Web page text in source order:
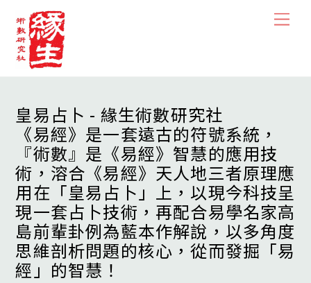
content
皇易占卜 - 緣生術數研究社
《易經》是一套遠古的符號系統，
『術數』是《易經》智慧的應用技
術，溶合《易經》天人地三者原理應
用在「皇易占卜」上，以現今科技呈
現一套占卜技術，再配合易學名家高
島前輩卦例為藍本作解說，以多角度
思維剖析問題的核心，從而發掘「易
經」的智慧！